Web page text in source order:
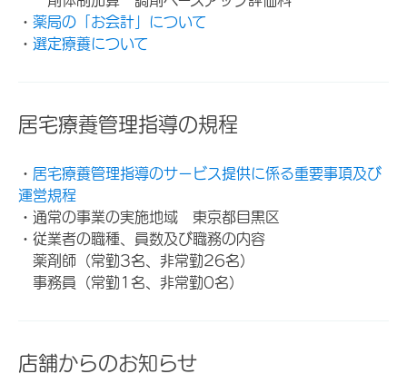
・ 薬局の「お会計」について
・ 選定療養について
居宅療養管理指導の規程
・ 居宅療養管理指導のサービス提供に係る重要事項及び
運営規程
・通常の事業の実施地域 東京都目黒区
・従業者の職種、員数及び職務の内容
薬剤師（常勤3名、非常勤26名）
事務員（常勤1名、非常勤0名）
店舗からのお知らせ